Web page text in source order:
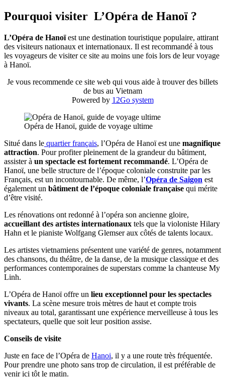
Pourquoi visiter L’Opéra de Hanoï ?
L’Opéra de Hanoïest une destination touristique populaire, attirant
des visiteurs nationaux et internationaux. Il est recommandé à tous
les voyageurs de visiter ce site au moins une fois lors de leur voyage
à Hanoï.
Je vous recommende ce site web qui vous aide à trouver des billets
de bus au Vietnam
Powered by 12Go system
Opéra de Hanoï, guide de voyage ultime
Situé dans le quartier français, l’Opéra de Hanoï est une magnifique
attraction. Pour profiter pleinement de la grandeur du bâtiment,
assister à un spectacle est fortement recommandé. L’Opéra de
Hanoï, une belle structure de l’époque coloniale construite par les
Français, est un incontournable. De même, l’Opéra de Saigon est
également un bâtiment de l’époque coloniale française qui mérite
d’être visité.
Les rénovations ont redonné à l’opéra son ancienne gloire,
accueillant des artistes internationaux tels que la violoniste Hilary
Hahn et le pianiste Wolfgang Glemser aux côtés de talents locaux.
Les artistes vietnamiens présentent une variété de genres, notamment
des chansons, du théâtre, de la danse, de la musique classique et des
performances contemporaines de superstars comme la chanteuse My
Linh.
L’Opéra de Hanoï offre un lieu exceptionnel pour les spectacles
vivants. La scène mesure trois mètres de haut et compte trois
niveaux au total, garantissant une expérience merveilleuse à tous les
spectateurs, quelle que soit leur position assise.
Conseils de visite
Juste en face de l’Opéra de Hanoi, il y a une route très fréquentée.
Pour prendre une photo sans trop de circulation, il est préférable de
venir ici tôt le matin.